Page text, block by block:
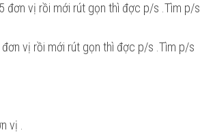
đơn vị rồi mới rút gọn thì đ­ợc p/s .Tìm p/s
vị rồi mới rút gọn thì đ­ợc p/s .Tìm p/s
vị .